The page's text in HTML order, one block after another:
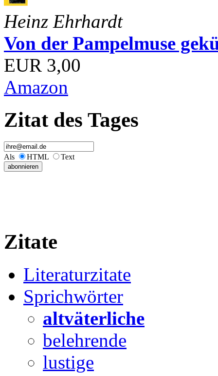
Heinz Ehrhardt
Von der Pampelmuse
EUR 3,00
Amazon
Zitat des Tages
Als HTML Text
Zitate
Literaturzitate
Sprichwörter
altväterliche
belehrende
lustige